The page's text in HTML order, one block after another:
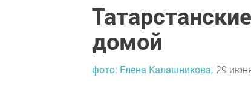
домой
фото: Елена Калашникова, 29